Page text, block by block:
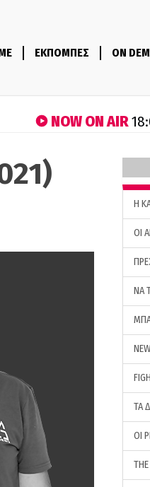
ΕΚΠΟΜΠΕΣ ON
NOW ON AIR
H
ΟΙ
ΝΑ
ΤΑ
ΟΙ